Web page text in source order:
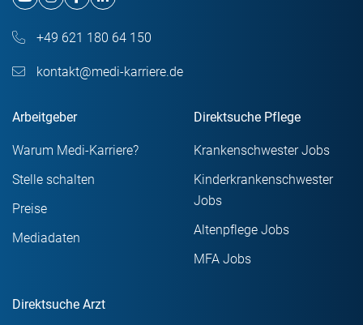
+49 621 180 64 150
kontakt@medi-karriere.de
Arbeitgeber
Warum Medi-Karriere?
Stelle schalten
Preise
Mediadaten
Direktsuche Pflege
Krankenschwester Jobs
Kinderkrankenschwester
Jobs
Altenpflege Jobs
MFA Jobs
Direktsuche Arzt